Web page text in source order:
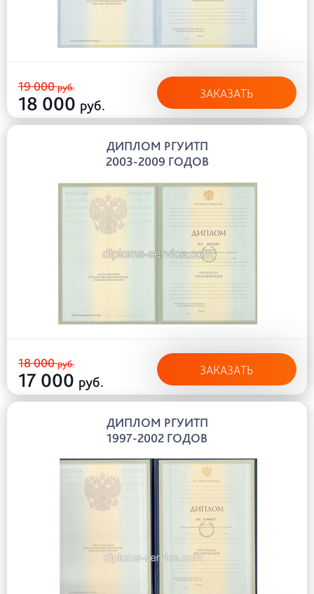
19 000руб.
18 000 руб.
ЗАКАЗАТЬ
ДИПЛОМ РГУИТП
2003-2009 ГОДОВ
18 000руб.
17 000 руб.
ЗАКАЗАТЬ
ДИПЛОМ РГУИТП
1997-2002 ГОДОВ